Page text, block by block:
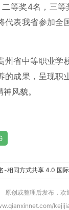
等奖4名，三等
代表我省参加全
州省中等职业学
的成果，呈现职
风貌。
-相同方式共享 4.0 国
」 原创或整理后发布，欢